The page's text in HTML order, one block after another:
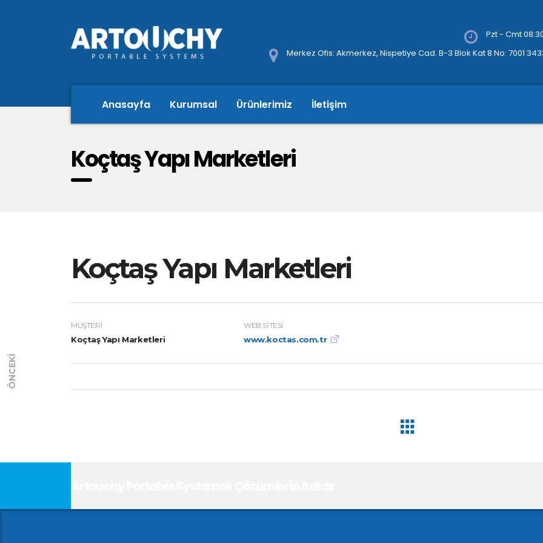
Pzt - Cmt
Merkez Ofis: Akmerkez, Nispetiye Cad. B-3 Blok Kat 8 No: 7001
Anasayfa Kurumsal Ürünlerimiz İletişim
Koçtaş Yapı Marketleri
Koçtaş Yapı Marketleri
MÜŞTERI
Koçtaş Yapı Marketleri
WEB SITESI
www.koctas.com.tr
ÖNCEKI